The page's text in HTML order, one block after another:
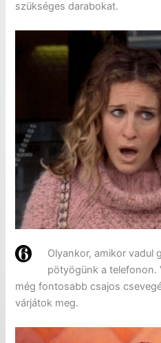
szükséges darabokat.
Olyankor, amikor vadul
pötyögünk a telefonon.
még fontosabb csajos
várjátok meg.